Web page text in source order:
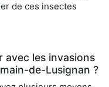
de ces insectes
avec les invasions
de-Lusignan ?